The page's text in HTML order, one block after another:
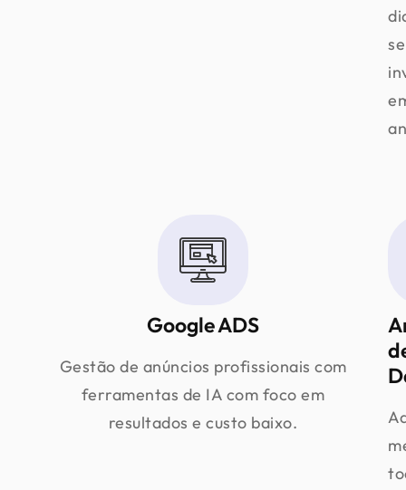
Google ADS
Gestão de anúncios profissionais com
ferramentas de IA com foco em
resultados e custo baixo.